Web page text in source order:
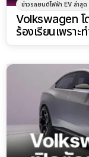
ข่าวรถยนต์ไฟฟ้า EV ล่าสุด
Volkswagen โ
ร้องเรียนเพราะ